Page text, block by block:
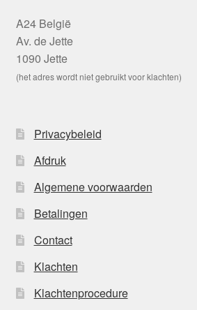
A24 België
Av. de Jette
1090 Jette
(het adres wordt niet gebruikt voor klachten)
Privacybeleid
Afdruk
Algemene voorwaarden
Betalingen
Contact
Klachten
Klachtenprocedure